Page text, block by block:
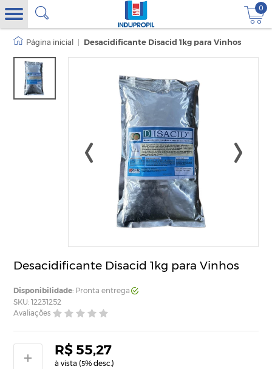
0
Desacidificante Disacid 1kg para Vinhos
Desacidificante Disacid 1kg para Vinhos
Disponibilidade: Pronta entrega
SKU: 12231252
Avaliações
R$ 55,27
à vista (5% desc.)